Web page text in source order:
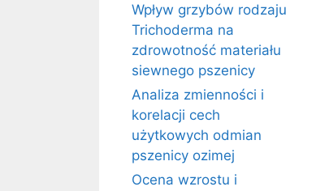
Wpływ grzybów rodzaju
Trichoderma na
zdrowotność materiału
siewnego pszenicy
Analiza zmienności i
korelacji cech
użytkowych odmian
pszenicy ozimej
Ocena wzrostu i